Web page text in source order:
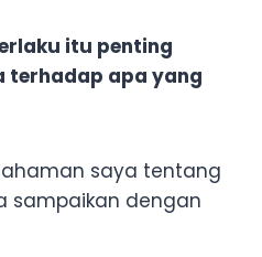
itu penting
terhadap apa yang
saya tentang
sampaikan dengan